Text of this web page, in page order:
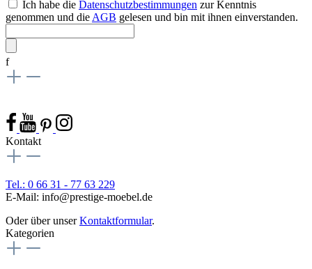
Ich habe die Datenschutzbestimmungen zur Kenntnis
genommen und die AGB gelesen und bin mit ihnen einverstanden.
f
Kontakt
Tel.: 0 66 31 - 77 63 229
E-Mail: info@prestige-moebel.de
Oder über unserKontaktformular.
Kategorien